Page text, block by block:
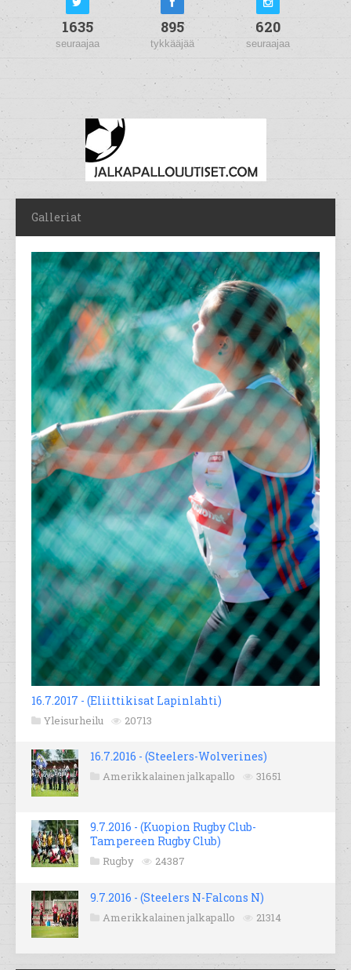
1635
seuraajaa
895
tykkääjää
620
seuraajaa
Galleriat
16.7.2017 - (Eliittikisat Lapinlahti)
Yleisurheilu 20713
16.7.2016 - (Steelers-Wolverines)
Amerikkalainen jalkapallo 31651
9.7.2016 - (Kuopion Rugby Club-
Tampereen Rugby Club)
Rugby 24387
9.7.2016 - (Steelers N-Falcons N)
Amerikkalainen jalkapallo 21314